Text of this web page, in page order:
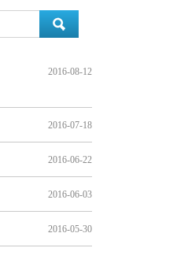
2016-08-12
2016-07-18
2016-06-22
2016-06-03
2016-05-30